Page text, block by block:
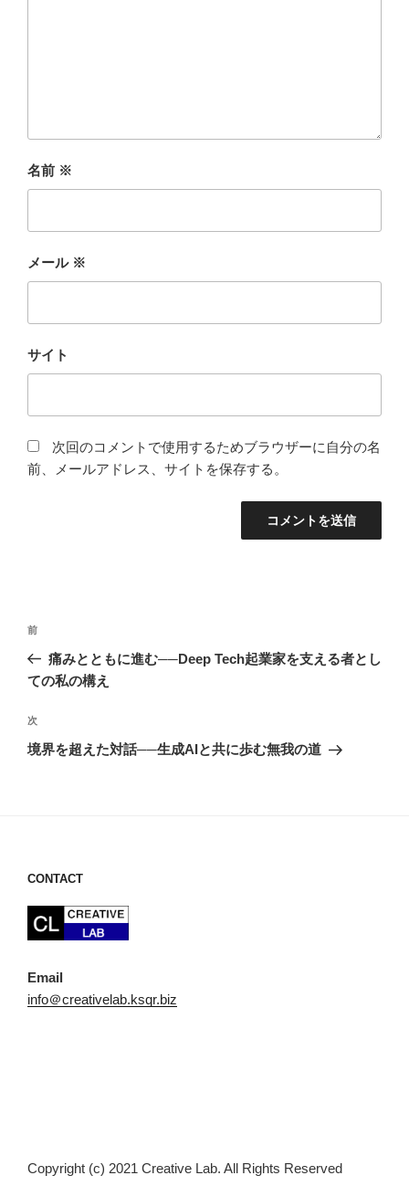
名前 ※
メール ※
サイト
次回のコメントで使用するためブラウザーに自分の名
前、メールアドレス、サイトを保存する。
投
ナ
ゲ
ー
前
の
投
前
痛みとともに進む──Deep Tech起業家を支える者とし
ての私の構え
次
の
次
境界を超えた対話──生成AIと共に歩む無我の道
CONTACT
Email
info＠creativelab.ksqr.biz
Copyright (c) 2021 Creative Lab. All Rights Reserved